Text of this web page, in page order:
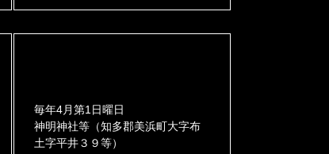
毎年4月第1日曜日
神明神社等（知多郡美浜町大字布
土字平井３９等）